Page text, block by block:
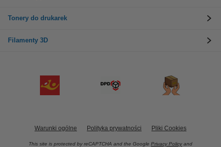
Tonery do drukarek
Filamenty 3D
Warunki ogólne Polityka prywatności Pliki Cookies
This site is protected by reCAPTCHA and the Google Privacy Policy and